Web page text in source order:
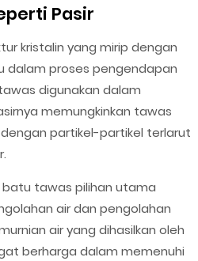
Pasir
kristalin yang mirip dengan
dalam proses pengendapan
digunakan dalam
memungkinkan tawas
partikel-partikel terlarut
tawas pilihan utama
air dan pengolahan
air yang dihasilkan oleh
berharga dalam memenuhi